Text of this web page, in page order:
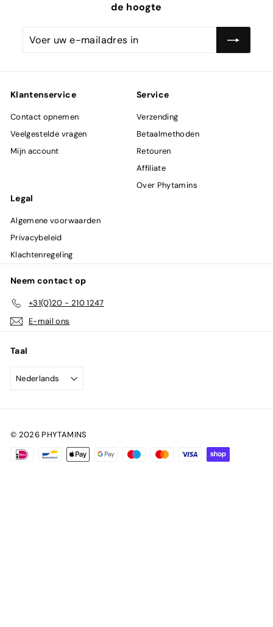
de hoogte
Voer
in
Abonneren
Klantenservice
Contact opnemen
Veelgestelde vragen
Mijn account
Service
Verzending
Betaalmethoden
Retouren
Affiliate
Over Phytamins
Legal
Algemene voorwaarden
Privacybeleid
Klachtenregeling
Neem contact op
+31(0)20 - 210 1247
E-mail ons
Taal
Nederlands
© 2026 PHYTAMINS